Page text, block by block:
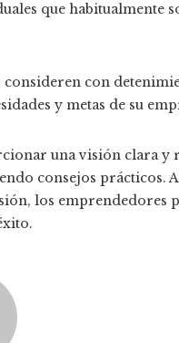
que habitualmente
con
y metas de su
una visión clara y
consejos prácticos.
los emprendedores